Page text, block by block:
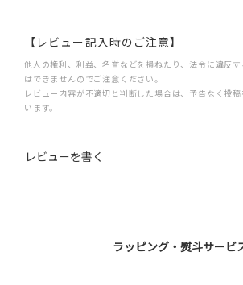
【レビュー記入時のご注意】
他人の権利、利益、名誉などを損ねたり、法令に違反
はできませんのでご注意ください。
レビュー内容が不適切と判断した場合は、予告なく投
います。
レビューを書く
ラッピング・熨斗サービ